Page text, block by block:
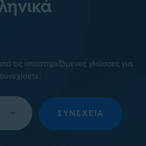
τις υποστηριζόμενες γλώσσες για
ΣΥΝΈΧΕΙΑ